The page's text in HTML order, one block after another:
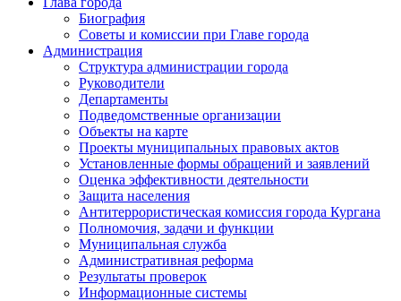
Биография
Советы и комиссии при Главе города
Администрация
Структура администрации города
Руководители
Департаменты
Подведомственные организации
Объекты на карте
Проекты муниципальных правовых актов
Установленные формы обращений и заявлений
Оценка эффективности деятельности
Защита населения
Антитеррористическая комиссия города Кургана
Полномочия, задачи и функции
Муниципальная служба
Административная реформа
Результаты проверок
Информационные системы